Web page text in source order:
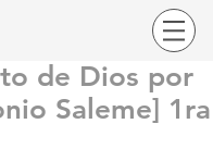
de Dios por
Saleme] 1ra